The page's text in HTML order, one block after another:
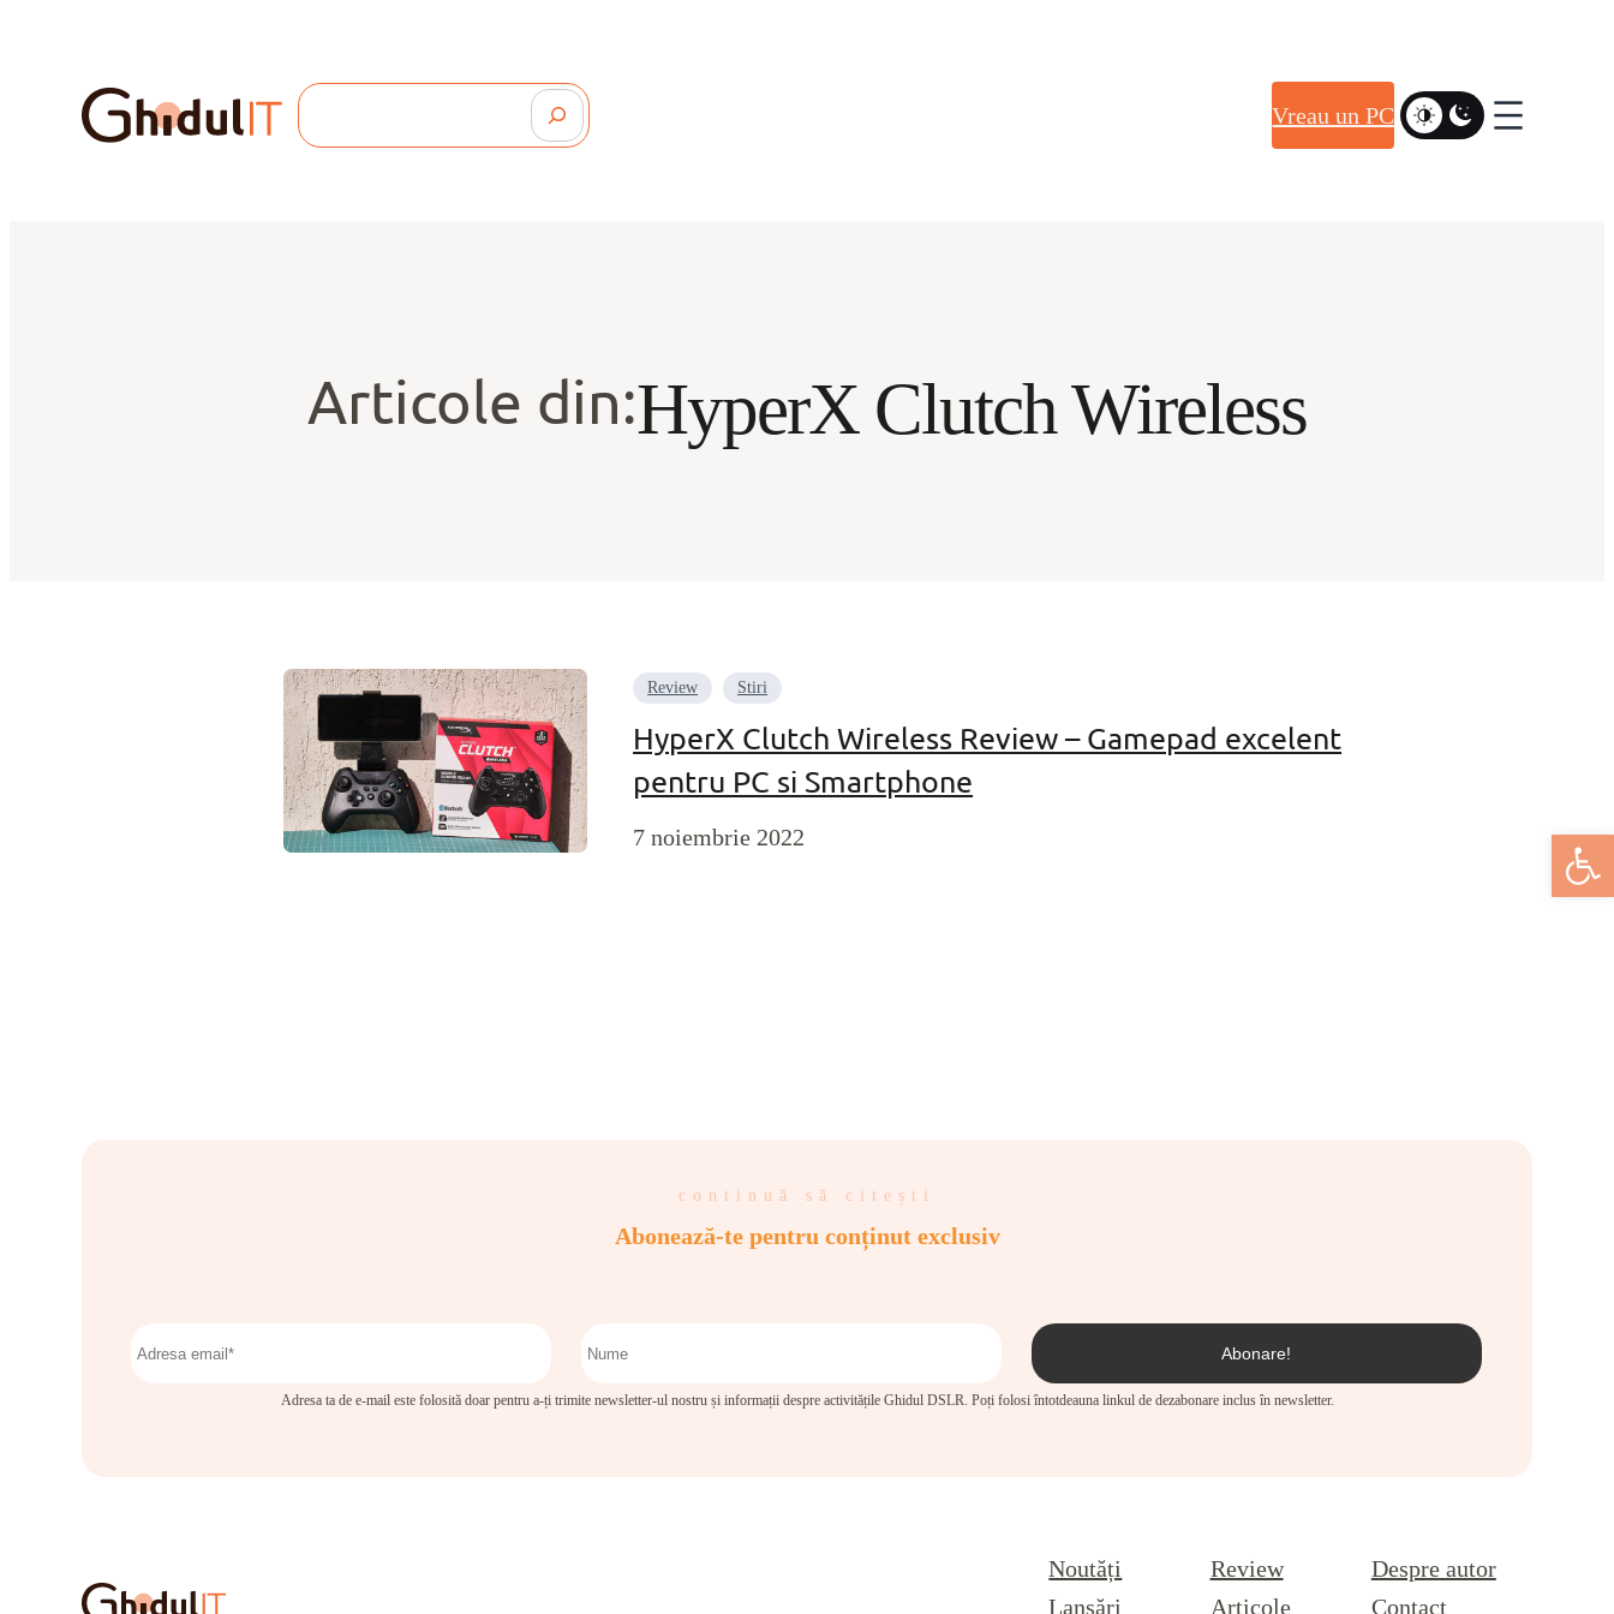
Deschide
Search
Vreau un PC
Articole din:HyperX Clutch Wireless
Review Stiri
HyperX Clutch Wireless Review – Gamepad excelent
pentru PC si Smartphone
7 noiembrie 2022
continuă să citești
Abonează-te pentru conținut exclusiv
Adresa ta de e-mail este folosită doar pentru a-ți trimite newsletter-ul nostru și informații despre activitățile Ghidul DSLR. Poți folosi întotdeauna linkul de dezabonare inclus în newsletter.
Noutăți
Lansări
Review
Articole
Despre autor
Contact